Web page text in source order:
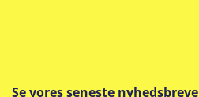
Se vores seneste nyhedsbreve